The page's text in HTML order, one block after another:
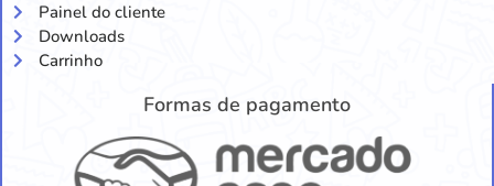
Painel do cliente
Downloads
Carrinho
Formas de pagamento